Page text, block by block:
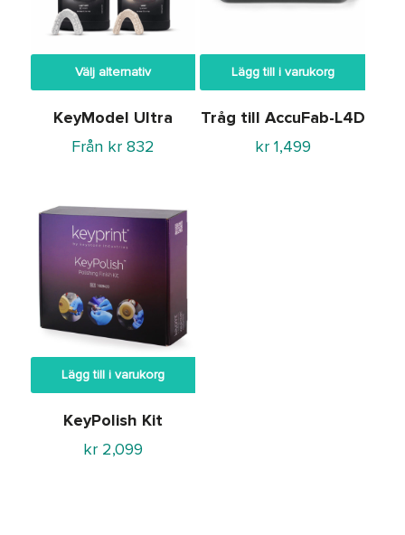
Välj alternativ
KeyModel Ultra
Från kr 832
Lägg till i varukorg
Tråg till AccuFab-L4D
kr1,499
Lägg till i varukorg
KeyPolish Kit
kr 2,099